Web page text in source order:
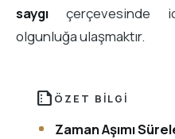
saygı çerçevesinde
olgunluğa ulaşmaktır.
summarize ÖZET BILGI
Zaman Aşımı